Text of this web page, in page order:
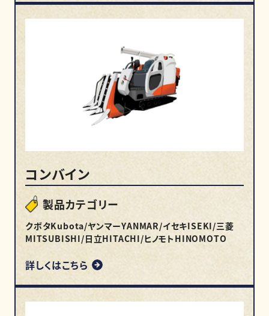
コンバイン
製品カテゴリー
クボタKubota/ヤンマーYANMAR/イセキISEKI/三菱
MITSUBISHI/日立HITACHI/ヒノモトHINOMOTO
詳しくはこちら